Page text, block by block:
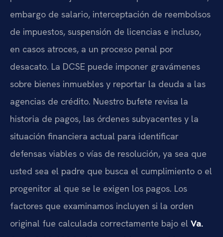
embargo de salario, interceptación de reembolsos
de impuestos, suspensión de licencias e incluso,
en casos atroces, a un proceso penal por
desacato. La DCSE puede imponer gravámenes
sobre bienes inmuebles y reportar la deuda a las
agencias de crédito. Nuestro bufete revisa la
historia de pagos, las órdenes subyacentes y la
situación financiera actual para identificar
defensas viables o vías de resolución, ya sea que
usted sea el padre que busca el cumplimiento o el
progenitor al que se le exigen los pagos. Los
factores que examinamos incluyen si la orden
original fue calculada correctamente bajo el Va.